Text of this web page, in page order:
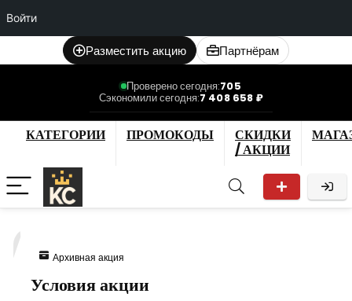
Войти
Разместить акцию Партнёрам
Проверено сегодня:705
Сэкономили сегодня:7 408 658 ₽
КАТЕГОРИИ ПРОМОКОДЫ
СКИДКИ
/ АКЦИИ
Архивная акция
Условия акции